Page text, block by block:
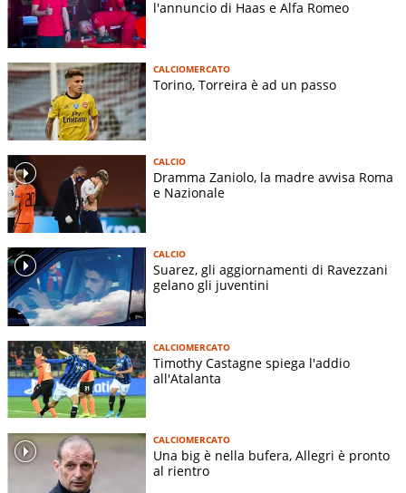
l'annuncio di Haas e Alfa Romeo
CALCIOMERCATO
Torino, Torreira è ad un passo
CALCIO
Dramma Zaniolo, la madre avvisa Roma
e Nazionale
CALCIO
Suarez, gli aggiornamenti di Ravezzani
gelano gli juventini
CALCIOMERCATO
Timothy Castagne spiega l'addio
all'Atalanta
CALCIOMERCATO
Una big è nella bufera, Allegri è pronto
al rientro